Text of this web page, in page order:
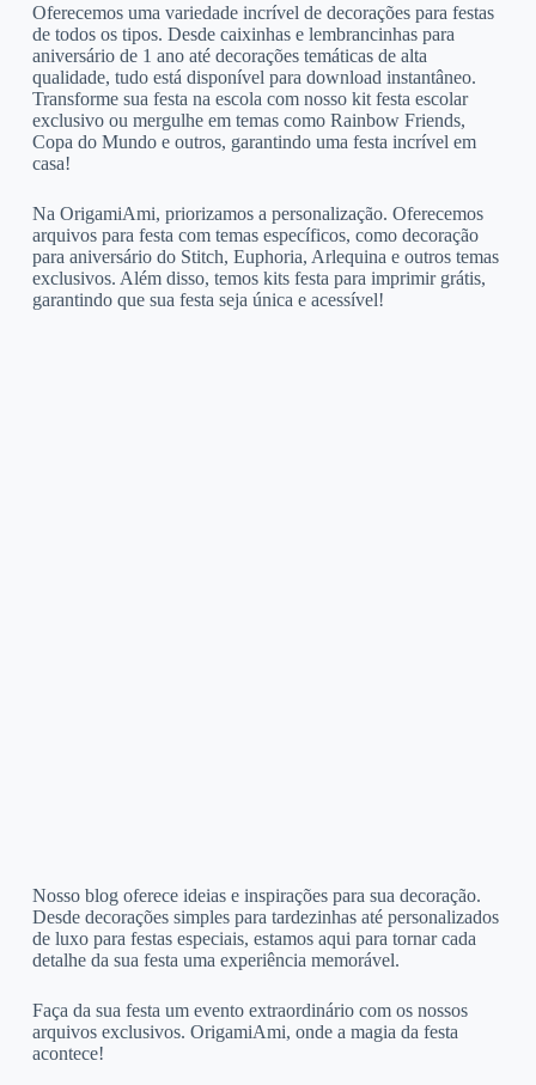
Oferecemos uma variedade incrível de decorações para festas
de todos os tipos. Desde caixinhas e lembrancinhas para
aniversário de 1 ano até decorações temáticas de alta
qualidade, tudo está disponível para download instantâneo.
Transforme sua festa na escola com nosso kit festa escolar
exclusivo ou mergulhe em temas como Rainbow Friends,
Copa do Mundo e outros, garantindo uma festa incrível em
casa!
Na OrigamiAmi, priorizamos a personalização. Oferecemos
arquivos para festa com temas específicos, como decoração
para aniversário do Stitch, Euphoria, Arlequina e outros temas
exclusivos. Além disso, temos kits festa para imprimir grátis,
garantindo que sua festa seja única e acessível!
Nosso blog oferece ideias e inspirações para sua decoração.
Desde decorações simples para tardezinhas até personalizados
de luxo para festas especiais, estamos aqui para tornar cada
detalhe da sua festa uma experiência memorável.
Faça da sua festa um evento extraordinário com os nossos
arquivos exclusivos. OrigamiAmi, onde a magia da festa
acontece!